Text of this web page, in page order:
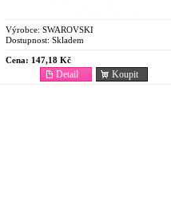
Výrobce: SWAROVSKI
Dostupnost: Skladem
Cena: 147,18 Kč
Koupit
Detail